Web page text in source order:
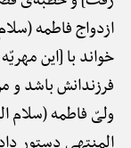
ازدواج فاطمه
خواند با [این
فرزندانش باشد و
ولیّ فاطمه (سلام